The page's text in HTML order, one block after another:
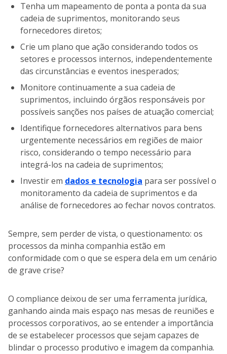
Tenha um mapeamento de ponta a ponta da sua
cadeia de suprimentos, monitorando seus
fornecedores diretos;
Crie um plano que ação considerando todos os
setores e processos internos, independentemente
das circunstâncias e eventos inesperados;
Monitore continuamente a sua cadeia de
suprimentos, incluindo órgãos responsáveis por
possíveis sanções nos países de atuação comercial;
Identifique fornecedores alternativos para bens
urgentemente necessários em regiões de maior
risco, considerando o tempo necessário para
integrá-los na cadeia de suprimentos;
Investir em dados e tecnologia para ser possível o
monitoramento da cadeia de suprimentos e da
análise de fornecedores ao fechar novos contratos.
Sempre, sem perder de vista, o questionamento: os
processos da minha companhia estão em
conformidade com o que se espera dela em um cenário
de grave crise?
O compliance deixou de ser uma ferramenta jurídica,
ganhando ainda mais espaço nas mesas de reuniões e
processos corporativos, ao se entender a importância
de se estabelecer processos que sejam capazes de
blindar o processo produtivo e imagem da companhia.